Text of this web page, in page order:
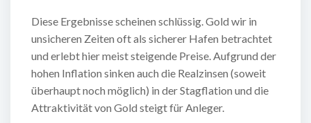
Diese Ergebnisse scheinen schlüssig. Gold wir in
unsicheren Zeiten oft als sicherer Hafen betrachtet
und erlebt hier meist steigende Preise. Aufgrund der
hohen Inflation sinken auch die Realzinsen (soweit
überhaupt noch möglich) in der Stagflation und die
Attraktivität von Gold steigt für Anleger.